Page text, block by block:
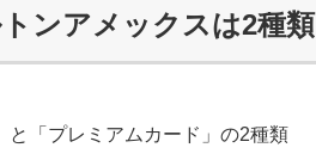
ンアメックスは2種類
と「プレミアムカード」の2種類